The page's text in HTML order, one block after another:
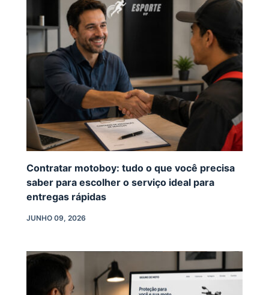
Contratar motoboy: tudo o que você precisa
saber para escolher o serviço ideal para
entregas rápidas
JUNHO 09, 2026